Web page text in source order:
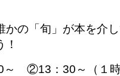
かの「旬」が本を
②13：30～（１